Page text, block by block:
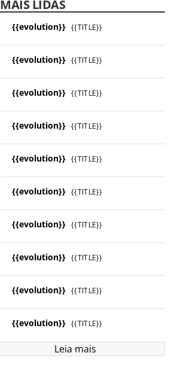
MAIS LIDAS
{{evolution}} {{TITLE}}
{{evolution}} {{TITLE}}
{{evolution}} {{TITLE}}
{{evolution}} {{TITLE}}
{{evolution}} {{TITLE}}
{{evolution}} {{TITLE}}
{{evolution}} {{TITLE}}
{{evolution}} {{TITLE}}
{{evolution}} {{TITLE}}
{{evolution}} {{TITLE}}
Leia mais